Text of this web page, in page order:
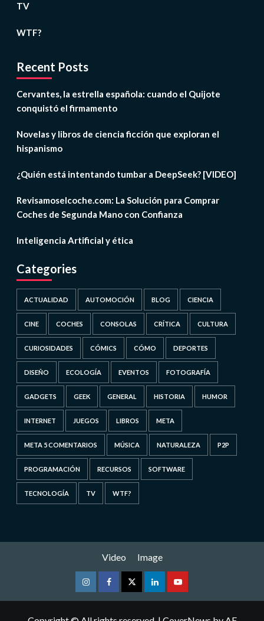
TV
WTF?
Recent Posts
Cervantes, la estrella española: cuando el Quijote
conquistó el firmamento
Novelas y libros de ciencia ficción que exploran el
hispanismo
¿Quién está intentando tumbar a DeepSeek? [VIDEO]
Revisamoselcoche.com: La Solución para Comprar
Coches de Segunda Mano con Confianza
Inteligencia Artificial y ética
Categories
ACTUALIDAD AUTOMOCIÓN BLOG CIENCIA
CINE COCHES CONSOLAS CRÍTICA CULTURA
CURIOSIDADES CÓMICS CÓMO DEPORTES
DISEÑO ECOLOGÍA EVENTOS FOTOGRAFÍA
GADGETS GEEK GENERAL HISTORIA HUMOR
INTERNET JUEGOS LIBROS META
META 5 COMENTARIOS MÚSICA NATURALEZA P2P
PROGRAMACIÓN RECURSOS SOFTWARE
TECNOLOGÍA TV WTF?
Video Image
InstagramFacebookTwitterLinkedinYoutube